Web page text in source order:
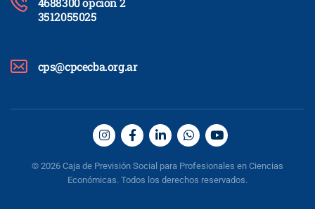
3512055025
cps@cpcecba.org.ar
© 2026 Caja de Previsión Social para Profesionales en Ciencias
Económicas. Todos los derechos reservados.